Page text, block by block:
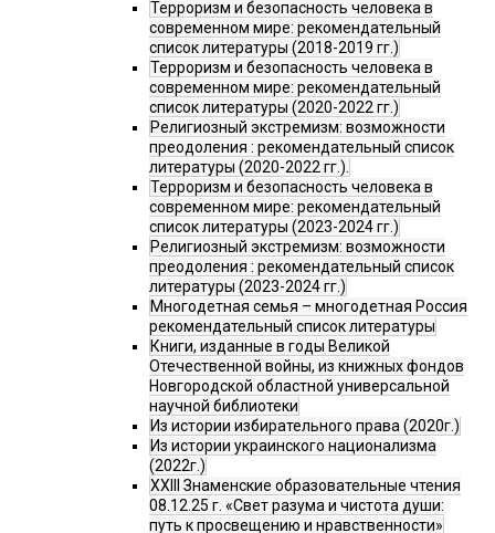
Терроризм и безопасность человека в
современном мире: рекомендательный
список литературы (2018-2019 гг.)
Терроризм и безопасность человека в
современном мире: рекомендательный
список литературы (2020-2022 гг.)
Религиозный экстремизм: возможности
преодоления : рекомендательный список
литературы (2020-2022 гг.).
Терроризм и безопасность человека в
современном мире: рекомендательный
список литературы (2023-2024 гг.)
Религиозный экстремизм: возможности
преодоления : рекомендательный список
литературы (2023-2024 гг.)
Многодетная семья – многодетная Россия
рекомендательный список литературы
Книги, изданные в годы Великой
Отечественной войны, из книжных фондов
Новгородской областной универсальной
научной библиотеки
Из истории избирательного права (2020г.)
Из истории украинского национализма
(2022г.)
XXIII Знаменские образовательные чтения
08.12.25 г. «Свет разума и чистота души:
путь к просвещению и нравственности»